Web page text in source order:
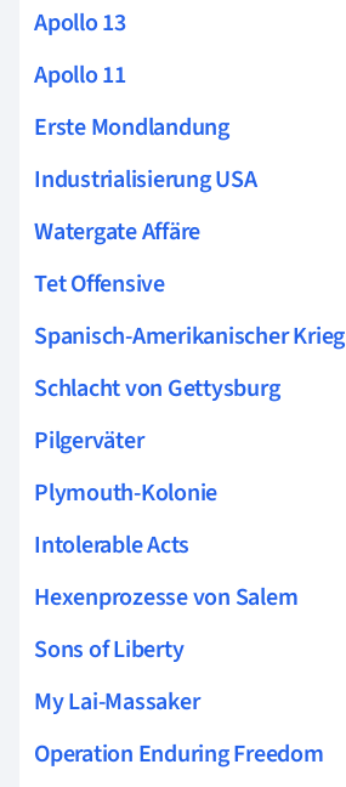
Apollo 13
Apollo 11
Erste Mondlandung
Industrialisierung USA
Watergate Affäre
Tet Offensive
Spanisch-Amerikanischer Krieg
Schlacht von Gettysburg
Pilgerväter
Plymouth-Kolonie
Intolerable Acts
Hexenprozesse von Salem
Sons of Liberty
My Lai-Massaker
Operation Enduring Freedom